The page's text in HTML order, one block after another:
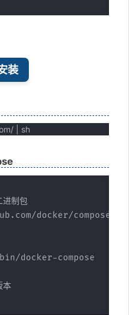
装
| sh
制包
docker/compose/
docker-compose
本